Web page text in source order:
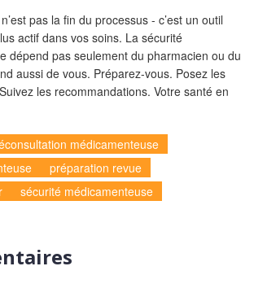
pas la fin du processus - c’est un outil
actif dans vos soins. La sécurité
dépend pas seulement du pharmacien ou du
aussi de vous. Préparez-vous. Posez les
les recommandations. Votre santé en
médicamenteuse
préparation revue
sécurité médicamenteuse